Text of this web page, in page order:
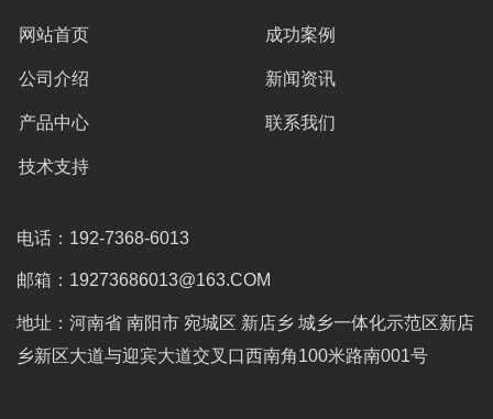
网站首页
公司介绍
产品中心
技术支持
成功案例
新闻资讯
联系我们
电话：192-7368-6013
邮箱：19273686013@163.COM
地址：河南省 南阳市 宛城区 新店乡 城乡一体化示范区新店
乡新区大道与迎宾大道交叉口西南角100米路南001号